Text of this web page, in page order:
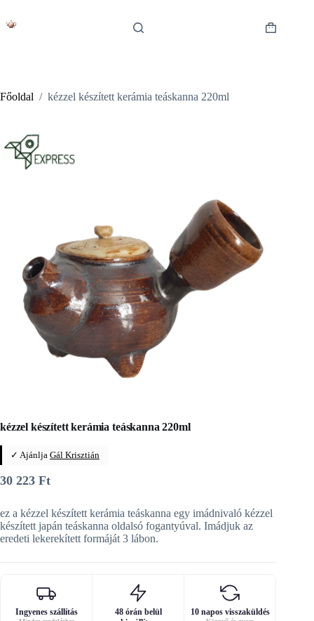
content
Shopping
Főoldal / kézzel készített kerámia teáskanna 220ml
kézzel készített kerámia teáskanna 220ml
✓ Ajánlja Gál Krisztián
30 223 Ft
ez a kézzel készített kerámia teáskanna egy imádnivaló kézzel
készített japán teáskanna oldalsó fogantyúval. Imádjuk az
eredeti lekerekített formáját 3 lábon.
Ingyenes szállítás
48 órán belül
10 napos visszaküldés